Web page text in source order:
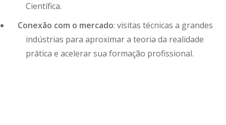
Científica.
Conexão com o mercado: visitas técnicas a grandes
indústrias para aproximar a teoria da realidade
prática e acelerar sua formação profissional.